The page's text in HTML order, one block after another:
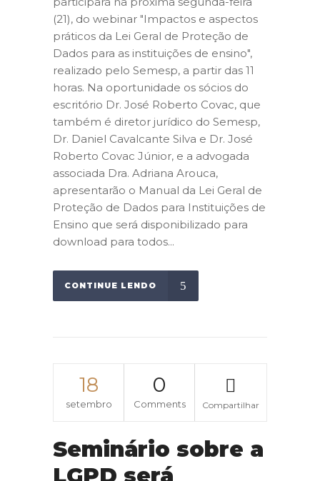
(21), do webinar "Impactos e aspectos
práticos da Lei Geral de Proteção de
Dados para as instituições de ensino",
realizado pelo Semesp, a partir das 11
horas. Na oportunidade os sócios do
escritório Dr. José Roberto Covac, que
também é diretor jurídico do Semesp,
Dr. Daniel Cavalcante Silva e Dr. José
Roberto Covac Júnior, e a advogada
associada Dra. Adriana Arouca,
apresentarão o Manual da Lei Geral de
Proteção de Dados para Instituições de
Ensino que será disponibilizado para
download para todos...
CONTINUE LENDO
18
setembro
0
Comments Compartilhar
Seminário sobre a